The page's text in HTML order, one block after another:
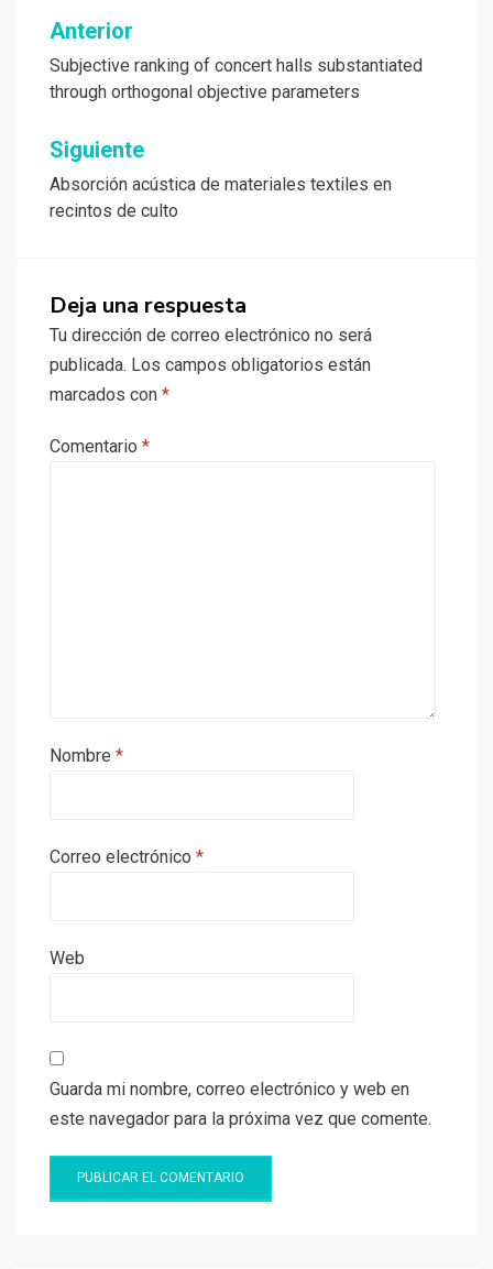
Navegación
de
entradas
Anterior
Subjective ranking of concert halls substantiated
through orthogonal objective parameters
Siguiente
Absorción acústica de materiales textiles en
recintos de culto
Deja una respuesta
Tu dirección de correo electrónico no será
publicada. Los campos obligatorios están
marcados con *
Comentario *
Nombre *
Correo electrónico *
Web
Guarda mi nombre, correo electrónico y web en
este navegador para la próxima vez que comente.